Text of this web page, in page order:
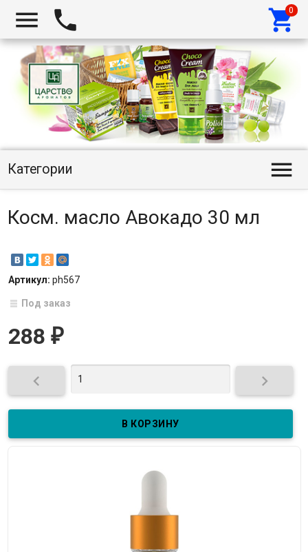
  
Категории 
Косм. масло Авокадо 30 мл
Артикул: ph567
Под заказ
288 ₽
 